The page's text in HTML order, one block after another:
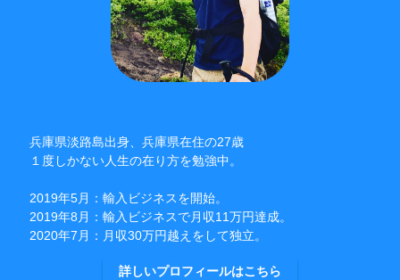
兵庫県淡路島出身、兵庫県在住の27歳
１度しかない人生の在り方を勉強中。
2019年5月：輸入ビジネスを開始。
2019年8月：輸入ビジネスで月収11万円達成。
2020年7月：月収30万円越えをして独立。
詳しいプロフィールはこちら